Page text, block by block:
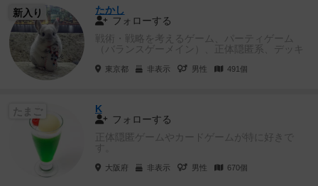
新入り
たかし
フォローする
戦術・戦略を考えるゲーム、パーティゲーム
（バランスゲーメイン）、正体隠匿系、デッキ
東京都 非表示 男性 491個
たまご
K
フォローする
正体隠匿ゲームやカードゲームが特に好きで
す。
大阪府 非表示 男性 670個